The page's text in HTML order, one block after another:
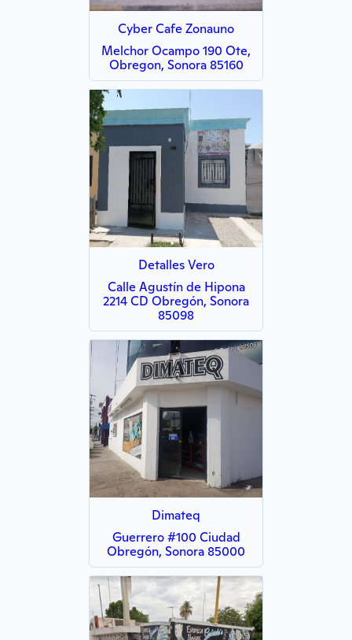
Cyber Cafe Zonauno
Melchor Ocampo 190 Ote,
Obregon, Sonora 85160
Detalles Vero
Calle Agustín de Hipona
2214 CD Obregón, Sonora
85098
Dimateq
Guerrero #100 Ciudad
Obregón, Sonora 85000